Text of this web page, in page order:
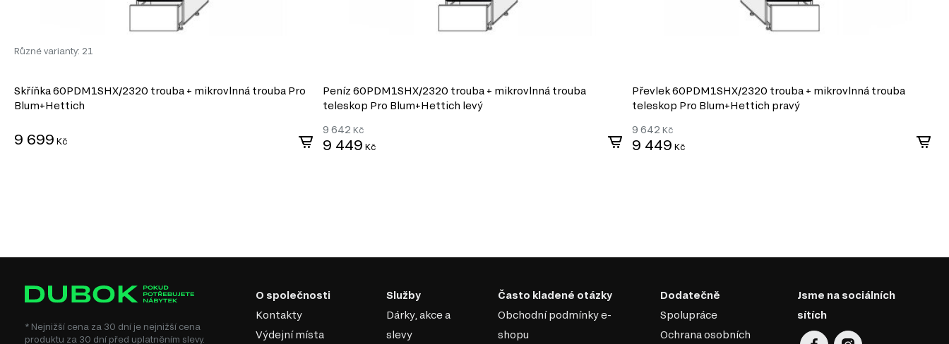
Různé varianty: 21
Skříňka 60PDM1SHX/2320 trouba + mikrovlnná trouba Pro
Blum+Hettich
9 699 Kč
Peníz 60PDM1SHX/2320 trouba + mikrovlnná trouba
teleskop Pro Blum+Hettich levý
9 642 Kč
9 449 Kč
Převlek 60PDM1SHX/2320 trouba + mikrovlnná trouba
teleskop Pro Blum+Hettich pravý
9 642 Kč
9 449 Kč
* Nejnižší cena za 30 dní je nejnižší cena
produktu za 30 dní před uplatněním slevy.
O společnosti
Kontakty
Výdejní místa
Služby
Dárky, akce a
slevy
Často kladené otázky
Obchodní podmínky e-
shopu
Dodatečně
Spolupráce
Ochrana osobních
Jsme na sociálních
sítích